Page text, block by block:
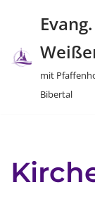
Inhalt
springen
mit
Bibertal